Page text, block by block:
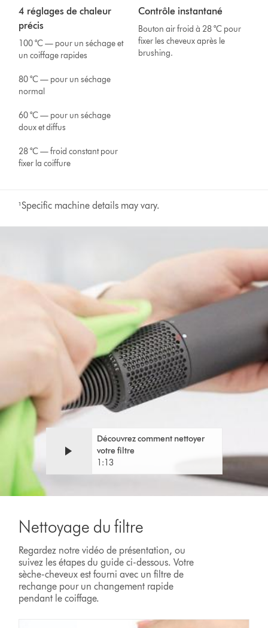
4 réglages de chaleur
précis
100 °C — pour un séchage et
un coiffage rapides
80 °C — pour un séchage
normal
60 °C — pour un séchage
doux et diffus
28 °C — froid constant pour
fixer la coiffure
Contrôle instantané
Bouton air froid à 28 °C pour
fixer les cheveux après le
brushing.
¹Specific machine details may vary.
Découvrez comment nettoyer
votre filtre
1:13
Nettoyage du filtre
Regardez notre vidéo de présentation, ou
suivez les étapes du guide ci-dessous. Votre
sèche-cheveux est fourni avec un filtre de
rechange pour un changement rapide
pendant le coiffage.